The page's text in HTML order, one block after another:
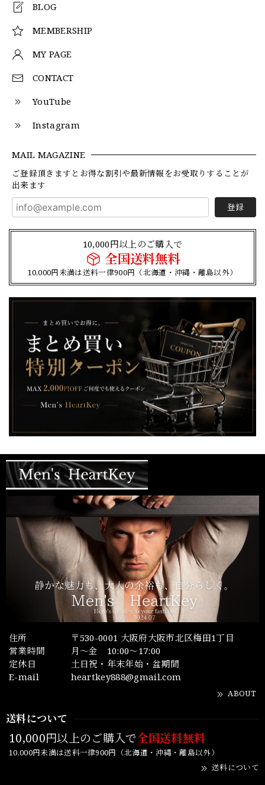
BLOG
MEMBERSHIP
MY PAGE
CONTACT
YouTube
Instagram
MAIL MAGAZINE
ご登録頂きますとお得な割引や最新情報をお受取りすることが
出来ます
登録
10,000円以上のご購入で
全国送料無料
10,000円未満は送料一律900円（北海道・沖縄・離島以外）
住所
〒530-0001 大阪府大阪市北区梅田1丁目
営業時間
月～金 10:00～17:00
定休日
土日祝・年末年始・盆期間
E-mail
heartkey888@gmail.com
ABOUT
送料について
10,000円以上のご購入で全国送料無料
10,000円未満は送料一律900円（北海道・沖縄・離島以外）
送料について